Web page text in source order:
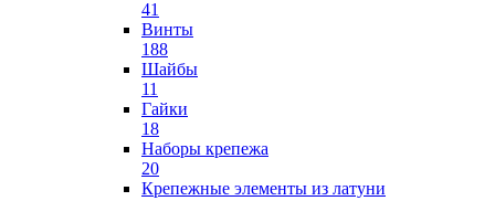
41
Винты
188
Шайбы
11
Гайки
18
Наборы крепежа
20
Крепежные элементы из латуни